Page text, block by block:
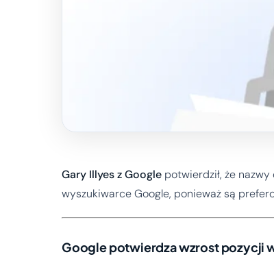
Gary Illyes z Google potwierdził, że
wyszukiwarce Google, ponieważ są
Google potwierdza wzrost pozycji